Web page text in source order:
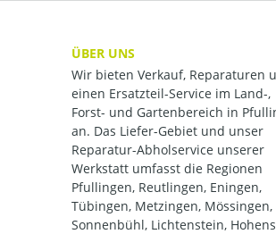
ÜBER UNS
Wir bieten Verkauf, Reparaturen
einen Ersatzteil-Service im Land-,
Forst- und Gartenbereich in
an. Das Liefer-Gebiet und unser
Reparatur-Abholservice unserer
Werkstatt umfasst die Regionen
Pfullingen, Reutlingen, Eningen,
Tübingen, Metzingen, Mössingen,
Sonnenbühl, Lichtenstein,